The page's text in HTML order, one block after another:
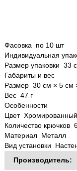
Фасовка по 10 шт
Индивидуальная
Размер упаковки 33
Габариты и вес
Размер 30 см × 5 см
Вес 47 г
Особенности
Цвет Хромированный
Количество крючков
Материал Металл
Вид установки
Производитель: